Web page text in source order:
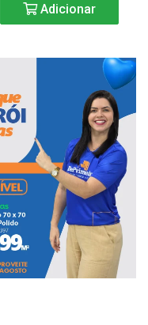
Adicionar